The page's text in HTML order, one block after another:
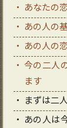
あなたの
あの人の
あの人の
今の二人
ます
まずは二
あの人は